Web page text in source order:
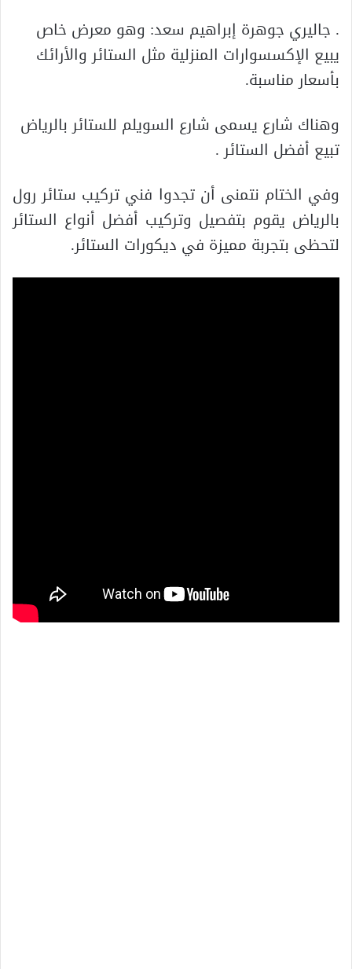
. جاليري جوهرة إبراهيم سعد: وهو معرض خاص
يبيع الإكسسوارات المنزلية مثل الستائر والأرائك
بأسعار مناسبة.
وهناك شارع يسمى شارع السويلم للستائر بالرياض
تبيع أفضل الستائر .
وفي الختام نتمنى أن تجدوا فني تركيب ستائر رول
بالرياض يقوم بتفصيل وتركيب أفضل أنواع الستائر
لتحظى بتجربة مميزة في ديكورات الستائر.